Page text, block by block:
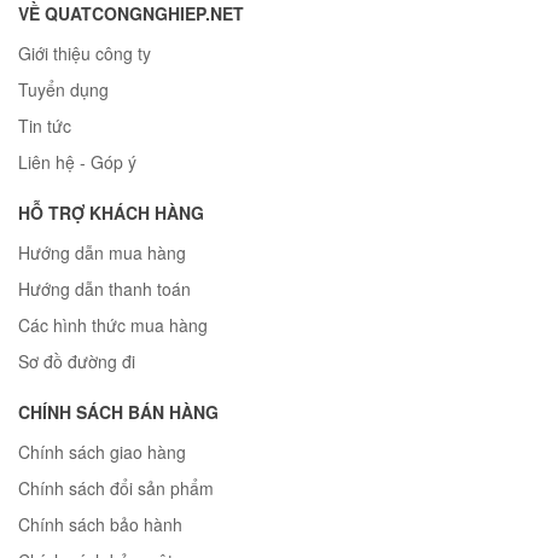
VỀ QUATCONGNGHIEP.NET
Giới thiệu công ty
Tuyển dụng
Tin tức
Liên hệ - Góp ý
HỖ TRỢ KHÁCH HÀNG
Hướng dẫn mua hàng
Hướng dẫn thanh toán
Các hình thức mua hàng
Sơ đồ đường đi
CHÍNH SÁCH BÁN HÀNG
Chính sách giao hàng
Chính sách đổi sản phẩm
Chính sách bảo hành